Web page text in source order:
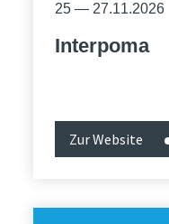
25 — 27.11.2026
Interpoma
Zur Website